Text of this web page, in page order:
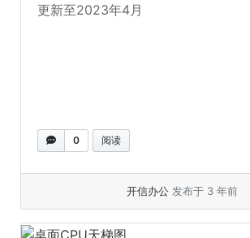
更新至2023年4月
0 阅读
开信办公 发布于 3 年前